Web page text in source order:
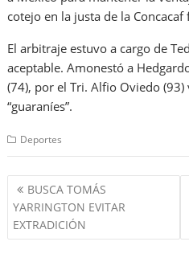
cotejo en la justa de la Concacaf
El arbitraje estuvo a cargo de
aceptable. Amonestó a
(74), por el Tri. Alfio Oviedo
“guaraníes”.
Deportes
Navegación
de
entradas
BUSCA TOMÁS
YARRINGTON EVITAR
EXTRADICIÓN